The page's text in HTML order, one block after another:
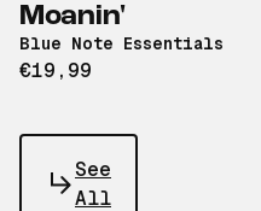
Moanin'
Blue Note Essentials
€19,99
See
All